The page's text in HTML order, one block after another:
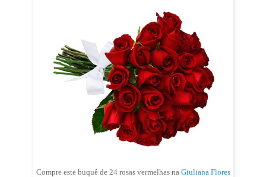
Compre este buquê de 24 rosas vermelhas na Giuliana Flores